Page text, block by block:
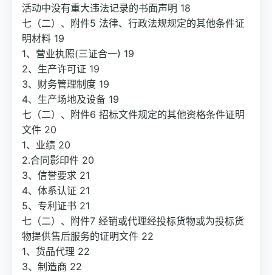
活动中没有重大违法记录的书面声明 18
七（二）、附件5 法律、行政法规规定的其他条件证
明材料 19
1、营业执照(三证合一) 19
2、生产许可证 19
3、财务管理制度 19
4、生产场地及设备 19
七（二）、附件6 招标文件规定的其他资格条件证明
文件 20
1、业绩 20
2.合同影印件 20
3、信誉要求 21
4、体系认证 21
5、专利证书 21
七（二）、附件7 经销或代理经投标货物或为投标货
物提供售后服务的证明文件 22
1、货品代理 22
3、制造商 22